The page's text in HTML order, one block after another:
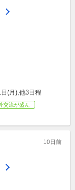
(月),他3日程
交流が盛ん
10日前